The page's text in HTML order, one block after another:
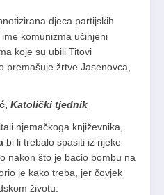
djeca partijskih
komunizma učinjeni
koje su ubili Titovi
premašuje žrtve Jasenovca,
Katolički tjednik
njemačkoga književnika,
bi li trebalo spasiti iz rijeke
nakon što je bacio bombu na
je kako treba, jer čovjek
životu.